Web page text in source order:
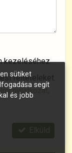
kezeléséhez.
feltételeket.
nyilatkozat
Elküld
sütiket
segít
és jobb